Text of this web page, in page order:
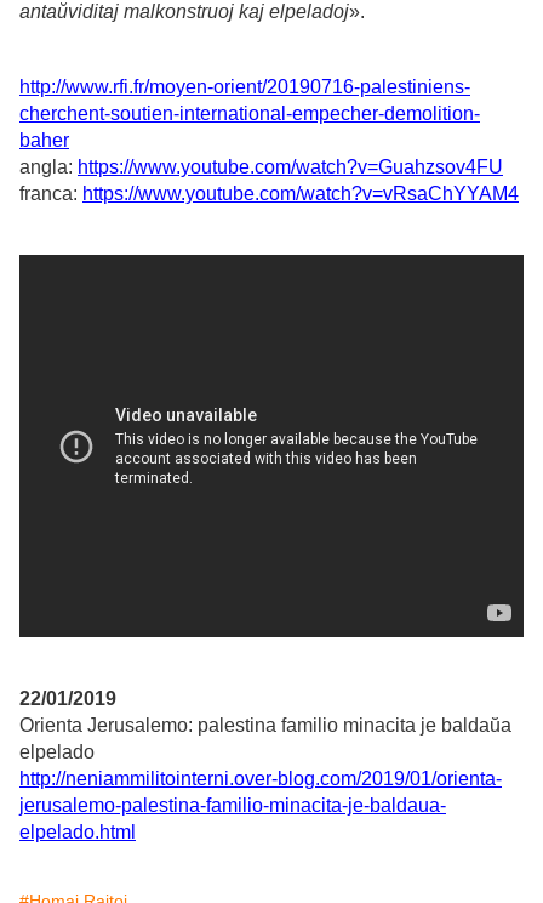
antaŭviditaj malkonstruoj kaj elpeladoj».
http://www.rfi.fr/moyen-orient/20190716-palestiniens-
cherchent-soutien-international-empecher-demolition-
baher
angla: https://www.youtube.com/watch?v=Guahzsov4FU
franca: https://www.youtube.com/watch?v=vRsaChYYAM4
22/01/2019
Orienta Jerusalemo: palestina familio minacita je baldaŭa
elpelado
http://neniammilitointerni.over-blog.com/2019/01/orienta-
jerusalemo-palestina-familio-minacita-je-baldaua-
elpelado.html